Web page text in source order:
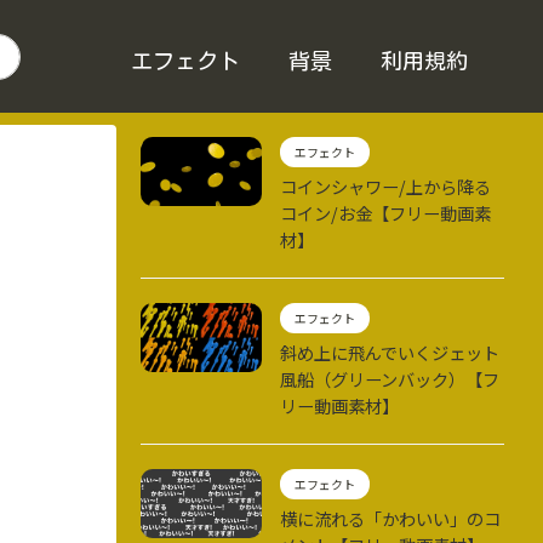
エフェクト 背景 利用規約
エフェクト
コインシャワー/上から降る
コイン/お金【フリー動画素
材】
エフェクト
斜め上に飛んでいくジェット
風船（グリーンバック）【フ
リー動画素材】
エフェクト
横に流れる「かわいい」のコ